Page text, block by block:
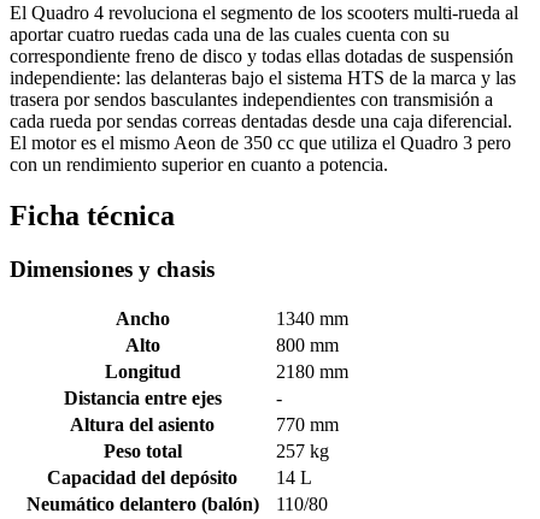
El Quadro 4 revoluciona el segmento de los scooters multi-rueda al
aportar cuatro ruedas cada una de las cuales cuenta con su
correspondiente freno de disco y todas ellas dotadas de suspensión
independiente: las delanteras bajo el sistema HTS de la marca y las
trasera por sendos basculantes independientes con transmisión a
cada rueda por sendas correas dentadas desde una caja diferencial.
El motor es el mismo Aeon de 350 cc que utiliza el Quadro 3 pero
con un rendimiento superior en cuanto a potencia.
Ficha técnica
Dimensiones y chasis
Ancho
1340 mm
Alto
800 mm
Longitud
2180 mm
Distancia entre ejes
-
Altura del asiento
770 mm
Peso total
257 kg
Capacidad del depósito
14 L
Neumático delantero (balón)
110/80